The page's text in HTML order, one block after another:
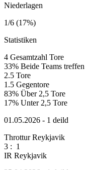
Niederlagen
1/6 (17%)
Statistiken
4 Gesamtzahl Tore
33% Beide Teams treffen
2.5 Tore
1.5 Gegentore
83% Über 2,5 Tore
17% Unter 2,5 Tore
01.05.2026 - 1 deild
Throttur Reykjavik
3 : 1
IR Reykjavik